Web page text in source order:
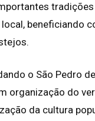
beneficiando
o São Pedro
organização do
da cultura